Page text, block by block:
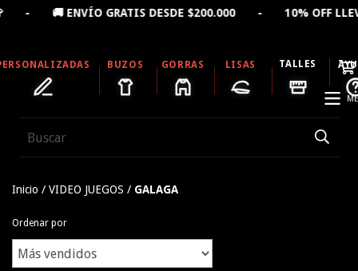
GRATIS DESDE $200.000 - 10% OFF
BUZOS GORRAS LISAS TALLES
Inicio / VIDEO JUEGOS / GALAGA
Ordenar por